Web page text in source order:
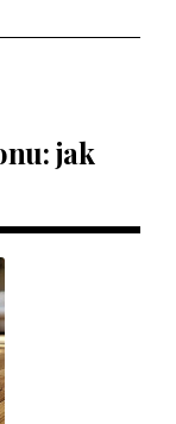
jak